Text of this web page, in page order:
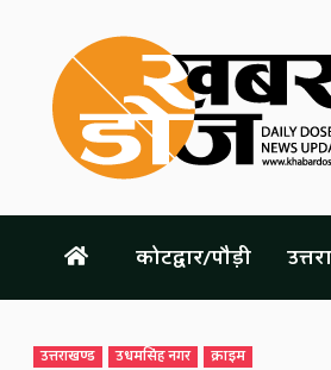
content
कोटद्वार/पौड़ी
उत्तराखण्ड उधमसिंह नगर क्राइम